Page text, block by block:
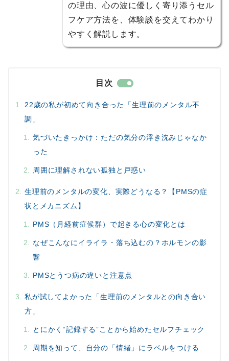
の理由、心の波に優しく寄り添うセル
フケア方法を、体験談を交えてわかり
やすく解説します。
目次
22歳の私が初めて向き合った「生理前のメンタル不
調」
気づいたきっかけ：ただの気分の浮き沈みじゃなか
った
周囲に理解されない孤独と戸惑い
生理前のメンタルの変化、実際どうなる？【PMSの症
状とメカニズム】
PMS（月経前症候群）で起きる心の変化とは
なぜこんなにイライラ・落ち込むの？ホルモンの影
響
PMSとうつ病の違いと注意点
私が試してよかった「生理前のメンタルとの向き合い
方」
とにかく“記録する”ことから始めたセルフチェック
周期を知って、自分の「情緒」にラベルをつける